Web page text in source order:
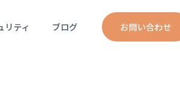
リティ ブログ お問い合わせ